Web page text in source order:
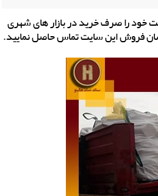
اینکه وقت خود را صرف خرید در بازار های شهری
فروش این سایت تماس حاصل نمایید.